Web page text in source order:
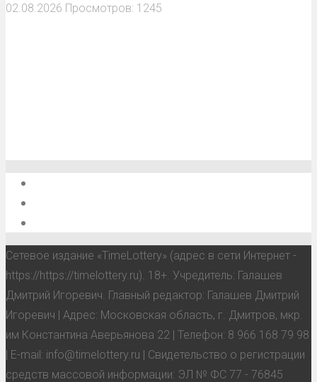
02.08.2026 Просмотров: 1245
Сетевое издание «TimeLottery» (адрес в сети Интернет -
https://https://timelottery.ru). 18+. Учредитель: Галашев
Дмитрий Игоревич. Главный редактор: Галашев Дмитрий
Игоревич | Адрес: Московская область, г. Дмитров, мкр.
им Константина Аверьянова 22 | Телефон: 8 966 168 79 98
| E-mail: info@timelottery.ru | Свидетельство о регистрации
средств массовой информации: ЭЛ № ФС 77 - 76845